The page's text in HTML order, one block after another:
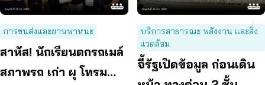
การขนส่งและยานพาหนะ
สาหัส! นักเรียนตกรถเมล์
สภาพรถ เก่า ผุ โทรม
บริการสาธารณะ พลังงาน และสิ่ง
แวดล้อม
จี้รัฐเปิดข้อมูล ก่อนเดิน